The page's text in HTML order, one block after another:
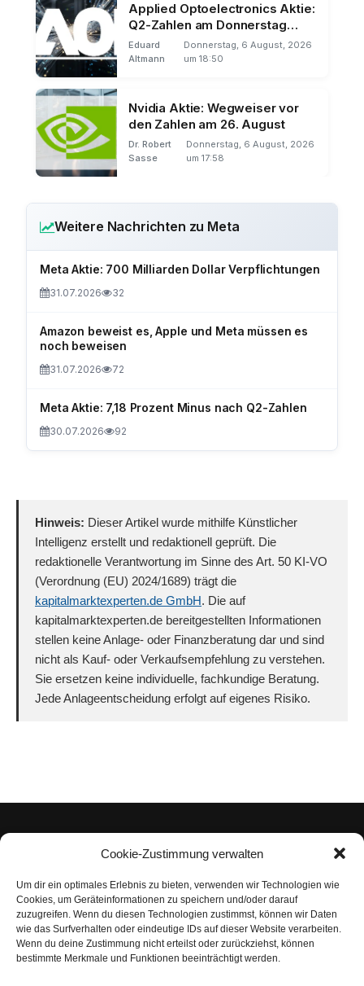
Cookie-Zustimmung verwalten
Um dir ein optimales Erlebnis zu bieten, verwenden wir Technologien wie
Cookies, um Geräteinformationen zu speichern und/oder darauf
zuzugreifen. Wenn du diesen Technologien zustimmst, können wir Daten
wie das Surfverhalten oder eindeutige IDs auf dieser Website verarbeiten.
Wenn du deine Zustimmung nicht erteilst oder zurückziehst, können
bestimmte Merkmale und Funktionen beeinträchtigt werden.
Applied Optoelectronics Aktie:
Q2-Zahlen am Donnerstag
nach US-Börsenschluss
Eduard
Altmann
Donnerstag, 6 August, 2026
um 18:50
Nvidia Aktie: Wegweiser vor
den Zahlen am 26. August
Dr. Robert
Sasse
Donnerstag, 6 August, 2026
um 17:58
Weitere Nachrichten zu Meta
Meta Aktie: 700 Milliarden Dollar Verpflichtungen
31.07.2026 32
Amazon beweist es, Apple und Meta müssen es
noch beweisen
31.07.2026 72
Meta Aktie: 7,18 Prozent Minus nach Q2-Zahlen
30.07.2026 92
Hinweis: Dieser Artikel wurde mithilfe Künstlicher
Intelligenz erstellt und redaktionell geprüft. Die
redaktionelle Verantwortung im Sinne des Art. 50 KI-VO
(Verordnung (EU) 2024/1689) trägt die
kapitalmarktexperten.de GmbH. Die auf
kapitalmarktexperten.de bereitgestellten Informationen
stellen keine Anlage- oder Finanzberatung dar und sind
nicht als Kauf- oder Verkaufsempfehlung zu verstehen.
Sie ersetzen keine individuelle, fachkundige Beratung.
Jede Anlageentscheidung erfolgt auf eigenes Risiko.
Impressum
Datenschutzerklärung
Nutzungsbedingungen | Haftungsausschluss